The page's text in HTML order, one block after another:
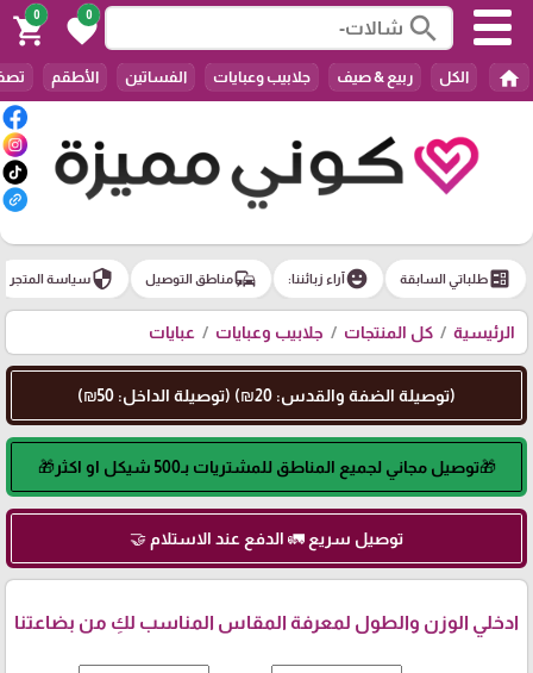
search
0
favorite
0
shopping_cart
home الكل ربيع & صيف جلابيب وعبايات الفساتين الأطقم
ballotطلباتي السابقة emoji_emotionsآراء زبائننا: commuteمناطق التوصيل securityسياسة المتجر
الرئيسية كل المنتجات جلابيب وعبايات عبايات
(توصيلة الضفة والقدس: 20₪) (توصيلة الداخل: 50₪)
🎁توصيل مجاني لجميع المناطق للمشتريات بـ500 شيكل او اكثر🎁
توصيل سريع 🚛 الدفع عند الاستلام 🤝
ادخلي الوزن والطول لمعرفة المقاس المناسب لكِ من بضاعتنا